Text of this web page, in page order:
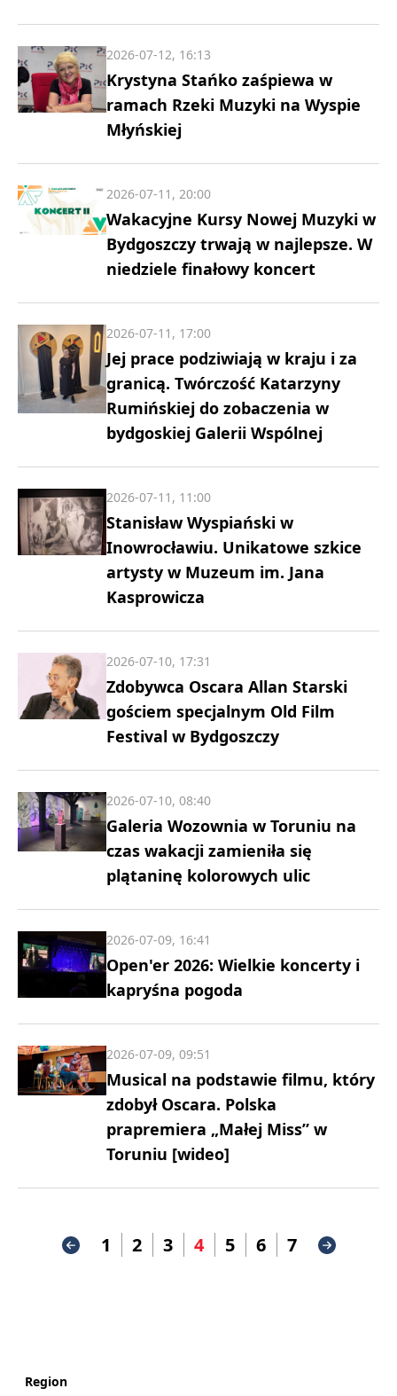
Krystyna Stańko zaśpiewa w
ramach Rzeki Muzyki na Wyspie
Młyńskiej
2026-07-12, 16:13
Wakacyjne Kursy Nowej Muzyki w
Bydgoszczy trwają w najlepsze. W
niedziele finałowy koncert
2026-07-11, 20:00
Jej prace podziwiają w kraju i za
granicą. Twórczość Katarzyny
Rumińskiej do zobaczenia w
bydgoskiej Galerii Wspólnej
2026-07-11, 17:00
Stanisław Wyspiański w
Inowrocławiu. Unikatowe szkice
artysty w Muzeum im. Jana
Kasprowicza
2026-07-11, 11:00
Zdobywca Oscara Allan Starski
gościem specjalnym Old Film
Festival w Bydgoszczy
2026-07-10, 17:31
Galeria Wozownia w Toruniu na
czas wakacji zamieniła się
plątaninę kolorowych ulic
2026-07-10, 08:40
Open'er 2026: Wielkie koncerty i
kapryśna pogoda
2026-07-09, 16:41
Musical na podstawie filmu, który
zdobył Oscara. Polska
prapremiera „Małej Miss” w
Toruniu [wideo]
2026-07-09, 09:51
1 2 3 4 5 6 7
Region